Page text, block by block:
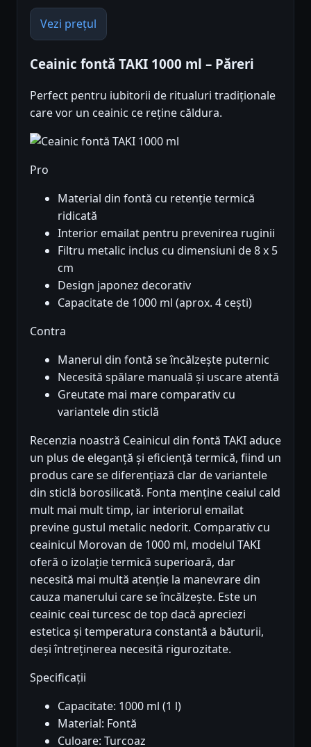
Vezi prețul
Ceainic fontă TAKI 1000 ml – Păreri
Perfect pentru iubitorii de ritualuri tradiționale
care vor un ceainic ce reține căldura.
Pro
Material din fontă cu retenție termică
ridicată
Interior emailat pentru prevenirea ruginii
Filtru metalic inclus cu dimensiuni de 8 x 5
cm
Design japonez decorativ
Capacitate de 1000 ml (aprox. 4 cești)
Contra
Manerul din fontă se încălzește puternic
Necesită spălare manuală și uscare atentă
Greutate mai mare comparativ cu
variantele din sticlă
Recenzia noastră Ceainicul din fontă TAKI aduce
un plus de eleganță și eficiență termică, fiind un
produs care se diferențiază clar de variantele
din sticlă borosilicată. Fonta menține ceaiul cald
mult mai mult timp, iar interiorul emailat
previne gustul metalic nedorit. Comparativ cu
ceainicul Morovan de 1000 ml, modelul TAKI
oferă o izolație termică superioară, dar
necesită mai multă atenție la manevrare din
cauza manerului care se încălzește. Este un
ceainic ceai turcesc de top dacă apreciezi
estetica și temperatura constantă a băuturii,
deși întreținerea necesită rigurozitate.
Specificații
Capacitate: 1000 ml (1 l)
Material: Fontă
Culoare: Turcoaz